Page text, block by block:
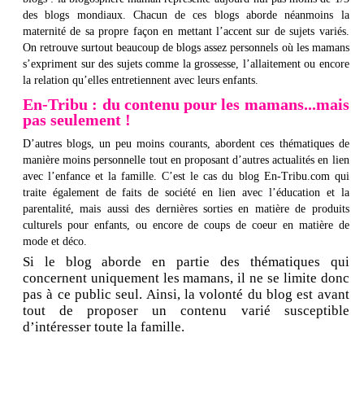
des blogs mondiaux. Chacun de ces blogs aborde néanmoins la
maternité de sa propre façon en mettant l’accent sur de sujets variés.
On retrouve surtout beaucoup de blogs assez personnels où les mamans
s’expriment sur des sujets comme la grossesse, l’allaitement ou encore
la relation qu’elles entretiennent avec leurs enfants.
En-Tribu : du contenu pour les mamans...mais
pas seulement !
D’autres blogs, un peu moins courants, abordent ces thématiques de
manière moins personnelle tout en proposant d’autres actualités en lien
avec l’enfance et la famille. C’est le cas du blog En-Tribu.com qui
traite également de faits de société en lien avec l’éducation et la
parentalité, mais aussi des dernières sorties en matière de produits
culturels pour enfants, ou encore de coups de coeur en matière de
mode et déco.
Si le blog aborde en partie des thématiques qui
concernent uniquement les mamans, il ne se limite donc
pas à ce public seul. Ainsi, la volonté du blog est avant
tout de proposer un contenu varié susceptible
d’intéresser toute la famille.